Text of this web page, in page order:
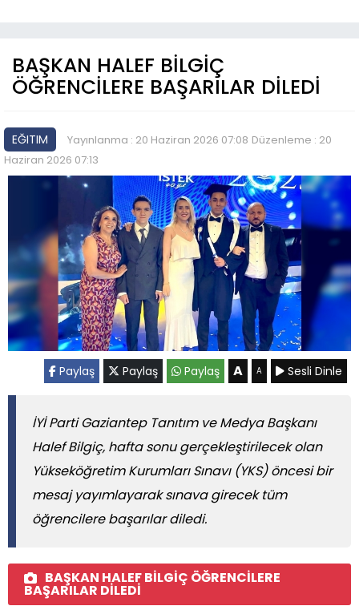
BAŞKAN HALEF BİLGİÇ
ÖĞRENCİLERE BAŞARILAR DİLEDİ
EĞITIM Yayınlanma : 20 Haziran 2026 07:08 Düzenleme : 20
Haziran 2026 07:13
Paylaş Paylaş Paylaş A A Sesli Dinle
İYİ Parti Gaziantep Tanıtım ve Medya Başkanı
Halef Bilgiç, hafta sonu gerçekleştirilecek olan
Yükseköğretim Kurumları Sınavı (YKS) öncesi bir
mesaj yayımlayarak sınava girecek tüm
öğrencilere başarılar diledi.
BAŞKAN HALEF BİLGİÇ ÖĞRENCİLERE
BAŞARILAR DİLEDİ